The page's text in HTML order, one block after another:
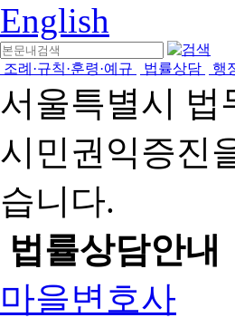
English
조례·규칙·훈령·예규 법률상담 행
서울특별시 법
시민권익증진
습니다.
법률상담안내
마을변호사